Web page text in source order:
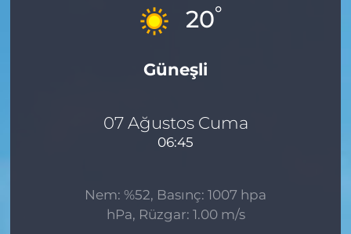
20°
Güneşli
07 Ağustos Cuma
06:45
Nem: %52, Basınç: 1007 hpa
hPa, Rüzgar: 1.00 m/s